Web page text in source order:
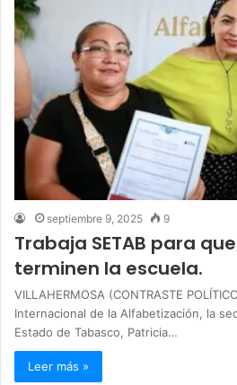
septiembre 9, 2025 9
Trabaja SETAB para
terminen la escuela.
VILLAHERMOSA (CONTRASTE
Internacional de la Alfabetización, la
Estado de Tabasco, Patricia…
Leer más »